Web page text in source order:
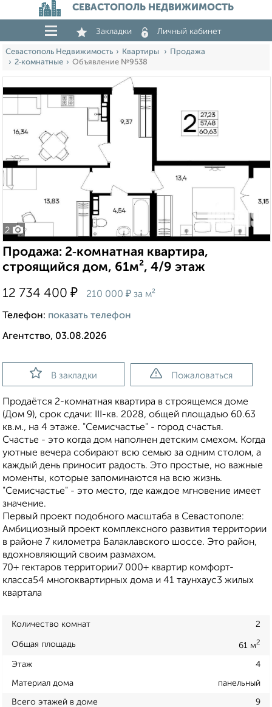
СЕВАСТОПОЛЬ НЕДВИЖИМОСТЬ
Закладки Личный кабинет
Севастополь Недвижимость Квартиры
Продажа
2‑комнатные
Объявление №9538
2
Продажа: 2‑комнатная квартира,
строящийся дом, 61м², 4/9 этаж
12 734 400 ₽ 210 000 ₽ за м²
Телефон: показать телефон
Агентство, 03.08.2026
В закладки Пожаловаться
Продаётся 2-комнатная квартира в строящемся доме
(Дом 9), срок сдачи: III-кв. 2028, общей площадью 60.63
кв.м., на 4 этаже. "Семисчастье" - город счастья.
Счастье - это когда дом наполнен детским смехом. Когда
уютные вечера собирают всю семью за одним столом, а
каждый день приносит радость. Это простые, но важные
моменты, которые запоминаются на всю жизнь.
"Семисчастье" - это место, где каждое мгновение имеет
значение.
Первый проект подобного масштаба в Севастополе:
Амбициозный проект комплексного развития территории
в районе 7 километра Балаклавского шоссе. Это район,
вдохновляющий своим размахом.
70+ гектаров территории7 000+ квартир комфорт-
класса54 многоквартирных дома и 41 таунхаус3 жилых
квартала
Количество комнат 2
Общая площадь 61 м2
Этаж 4
Материал дома панельный
Всего этажей в доме 9